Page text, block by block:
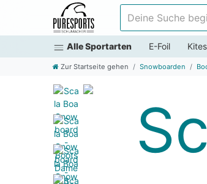
Alle Sportarten E-Foil
Zur Startseite gehen Snowboarden